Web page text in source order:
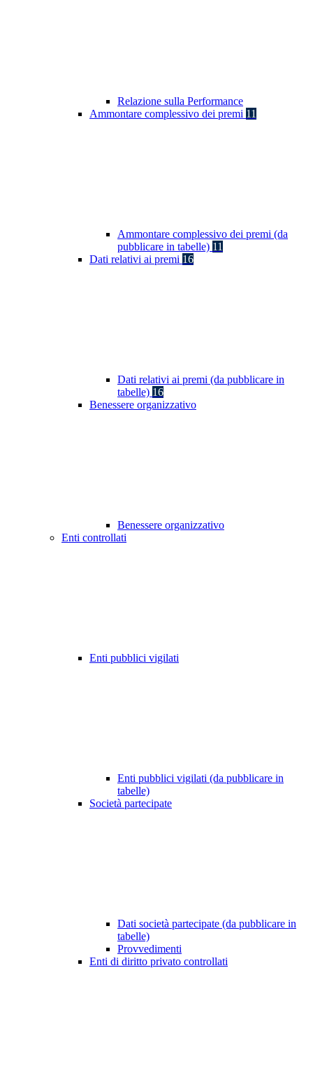
Relazione sulla Performance
Ammontare complessivo dei premi 11
Ammontare complessivo dei premi (da
pubblicare in tabelle) 11
Dati relativi ai premi 16
Dati relativi ai premi (da pubblicare in
tabelle) 16
Benessere organizzativo
Benessere organizzativo
Enti controllati
Enti pubblici vigilati
Enti pubblici vigilati (da pubblicare in
tabelle)
Società partecipate
Dati società partecipate (da pubblicare in
tabelle)
Provvedimenti
Enti di diritto privato controllati